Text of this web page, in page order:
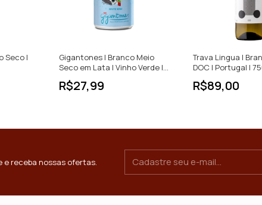
Seco |
Gigantones | Branco Meio
Seco em Lata | Vinho Verde |
Portugal | 250ml
R$27,99
Trava Lingua |
DOC | Portugal |
R$89,00
e receba nossas ofertas.